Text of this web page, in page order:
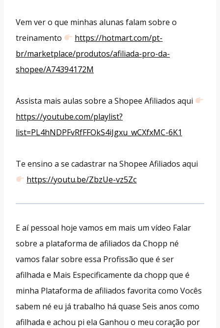
Vem ver o que minhas alunas falam sobre o
treinamento
https://hotmart.com/pt-
br/marketplace/produtos/afiliada-pro-da-
shopee/A74394172M
Assista mais aulas sobre a Shopee Afiliados aqui
https://youtube.com/playlist?
list=PL4hNDPFvRfFFOkS4iJgxu_wCXfxMC-6K1
Te ensino a se cadastrar na Shopee Afiliados aqui
https://youtu.be/ZbzUe-vz5Zc
E aí pessoal hoje vamos em mais um vídeo Falar
sobre a plataforma de afiliados da Chopp né
vamos falar sobre essa Profissão que é ser
afilhada e Mais Especificamente da chopp que é
minha Plataforma de afiliados favorita como Vocês
sabem né eu já trabalho há quase Seis anos como
afilhada e achou pi ela Ganhou o meu coração por